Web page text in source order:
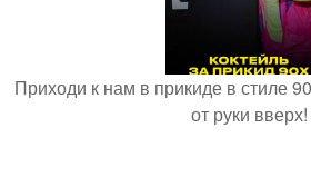
Приходи к нам в прикиде в стиле
от руки вверх!